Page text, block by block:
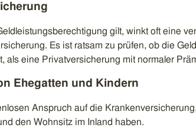
gilt, winkt oft eine
Es ist ratsam zu prüfen, ob die
als eine Privatversicherung mit normaler
Ehegatten und Kindern
Anspruch auf die
den Wohnsitz im Inland haben.